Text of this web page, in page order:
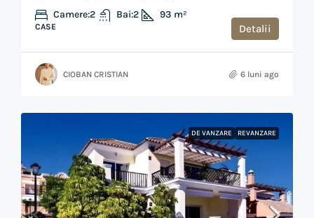
Camere:2 Bai:2 93 m²
CASE Detalii
CIOBAN CRISTIAN 6 luni ago
DE VANZARE REVANZARE